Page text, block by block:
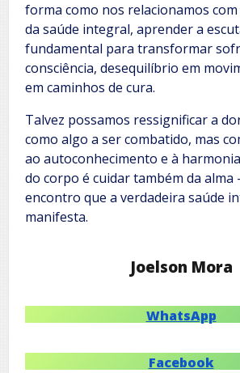
forma como nos relacionamos com
da saúde integral, aprender a
fundamental para transformar
consciência, desequilíbrio em
em caminhos de cura.
Talvez possamos ressignificar a
como algo a ser combatido, mas
ao autoconhecimento e à
do corpo é cuidar também da alma
encontro que a verdadeira saúde
manifesta.
Joelson Mora
WhatsApp
Facebook